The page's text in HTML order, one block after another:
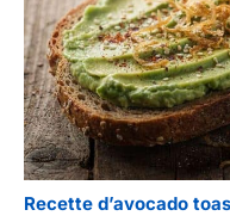
Recette d’avocado